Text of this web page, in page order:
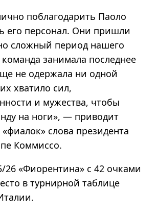
поблагодарить Паоло
его персонал. Они пришли
сложный период нашего
команда занимала последнее
не одержала ни одной
хватило сил,
и мужества, чтобы
на ноги», — приводит
слова президента
Коммиссо.
26 «Фиорентина» с 42 очками
в турнирной таблице